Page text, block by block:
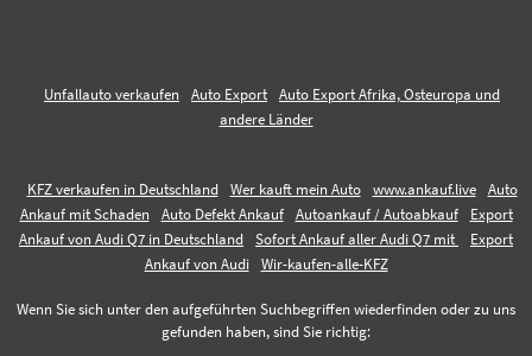
Unfallauto verkaufen Auto Export
Auto Export Afrika, Osteuropa und
andere Länder
KFZ verkaufen in Deutschland Wer kauft mein Auto www.ankauf.live
Auto
Ankauf mit Schaden
Auto Defekt Ankauf Autoankauf / Autoabkauf
Export
Ankauf von Audi Q7 in Deutschland
Sofort Ankauf aller Audi Q7 mit
Export
Ankauf von Audi
Wir-kaufen-alle-KFZ
Wenn Sie sich unter den aufgeführten Suchbegriffen wiederfinden oder zu uns
gefunden haben, sind Sie richtig: